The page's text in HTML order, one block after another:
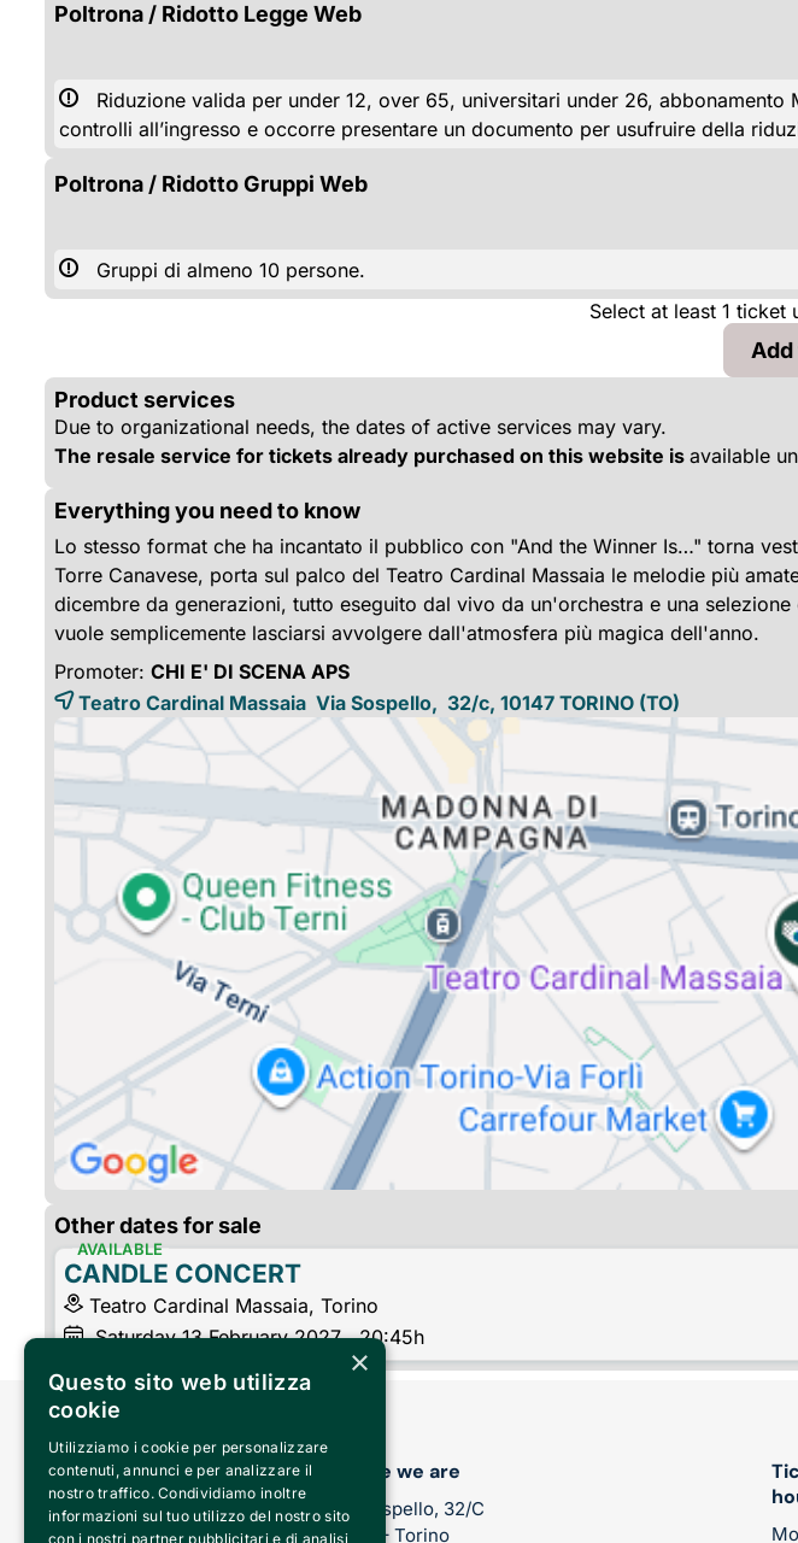
Poltrona / Ridotto Legge Web
Riduzione valida per under 12, over 65, universitari under 26,
controlli all’ingresso e occorre presentare un documento per usufruire della
Poltrona / Ridotto Gruppi Web
Gruppi di almeno 10 persone.
Select at least 1 ticket
Product services
Due to organizational needs, the dates of active services may vary.
The resale service for tickets already purchased on this website is available
Everything you need to know
Lo stesso format che ha incantato il pubblico con "And the Winner Is…" torna
Torre Canavese, porta sul palco del Teatro Cardinal Massaia le melodie più
dicembre da generazioni, tutto eseguito dal vivo da un'orchestra e una
vuole semplicemente lasciarsi avvolgere dall'atmosfera più magica dell'anno.
Promoter: CHI E' DI SCENA APS
Teatro Cardinal Massaia Via Sospello, 32/c, 10147 TORINO(TO)
Other dates for sale
CANDLE CONCERT
Teatro Cardinal Massaia, Torino
Saturday 13 February 2027 , 20:45h
AVAILABLE
Where we are
Via Sospello, 32/C
10147 – Torino
×
Questo sito web utilizza
cookie
Utilizziamo i cookie per personalizzare
contenuti, annunci e per analizzare il
nostro traffico. Condividiamo inoltre
informazioni sul tuo utilizzo del nostro sito
con i nostri partner pubblicitari e di analisi